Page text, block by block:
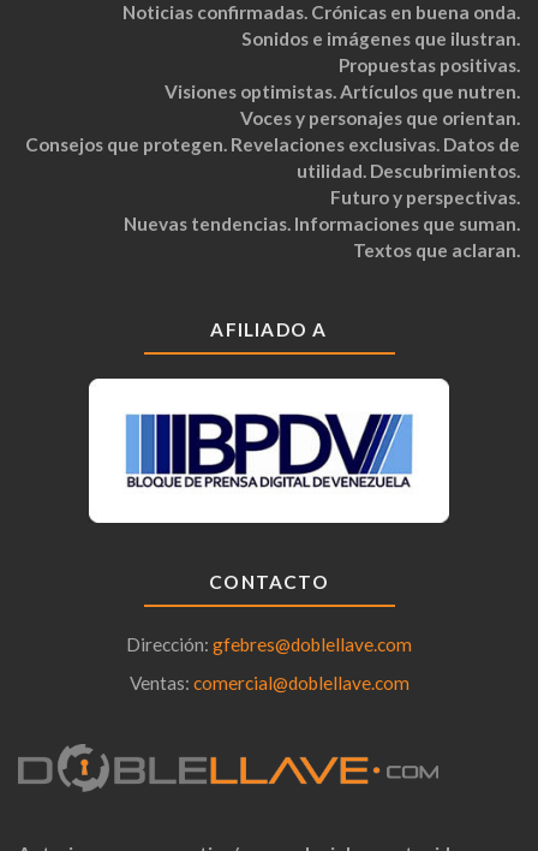
Noticias confirmadas. Crónicas en buena onda.
Sonidos e imágenes que ilustran.
Propuestas positivas.
Visiones optimistas. Artículos que nutren.
Voces y personajes que orientan.
Consejos que protegen. Revelaciones exclusivas. Datos de
utilidad. Descubrimientos.
Futuro y perspectivas.
Nuevas tendencias. Informaciones que suman.
Textos que aclaran.
AFILIADO A
CONTACTO
Dirección: gfebres@doblellave.com
Ventas: comercial@doblellave.com